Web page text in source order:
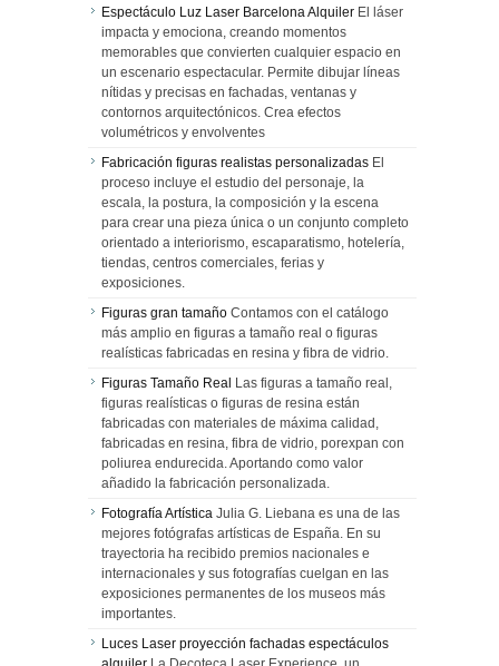
Espectáculo Luz Laser Barcelona Alquiler El láser
impacta y emociona, creando momentos
memorables que convierten cualquier espacio en
un escenario espectacular. Permite dibujar líneas
nítidas y precisas en fachadas, ventanas y
contornos arquitectónicos. Crea efectos
volumétricos y envolventes
Fabricación figuras realistas personalizadas El
proceso incluye el estudio del personaje, la
escala, la postura, la composición y la escena
para crear una pieza única o un conjunto completo
orientado a interiorismo, escaparatismo, hotelería,
tiendas, centros comerciales, ferias y
exposiciones.
Figuras gran tamaño Contamos con el catálogo
más amplio en figuras a tamaño real o figuras
realísticas fabricadas en resina y fibra de vidrio.
Figuras Tamaño Real Las figuras a tamaño real,
figuras realísticas o figuras de resina están
fabricadas con materiales de máxima calidad,
fabricadas en resina, fibra de vidrio, porexpan con
poliurea endurecida. Aportando como valor
añadido la fabricación personalizada.
Fotografía Artística Julia G. Liebana es una de las
mejores fotógrafas artísticas de España. En su
trayectoria ha recibido premios nacionales e
internacionales y sus fotografías cuelgan en las
exposiciones permanentes de los museos más
importantes.
Luces Laser proyección fachadas espectáculos